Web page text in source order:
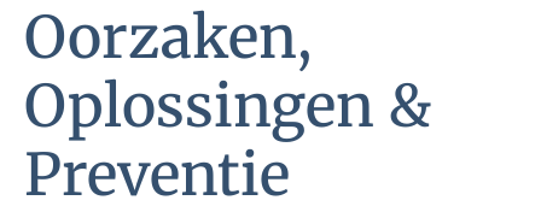
Oorzaken,
Oplossingen &
Preventie